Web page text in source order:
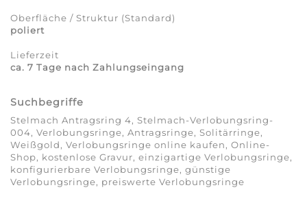
Oberfläche / Struktur (Standard)
poliert
Lieferzeit
ca. 7 Tage nach Zahlungseingang
Suchbegriffe
Stelmach Antragsring 4, Stelmach-Verlobungsring-
004, Verlobungsringe, Antragsringe, Solitärringe,
Weißgold, Verlobungsringe online kaufen, Online-
Shop, kostenlose Gravur, einzigartige Verlobungsringe,
konfigurierbare Verlobungsringe, günstige
Verlobungsringe, preiswerte Verlobungsringe